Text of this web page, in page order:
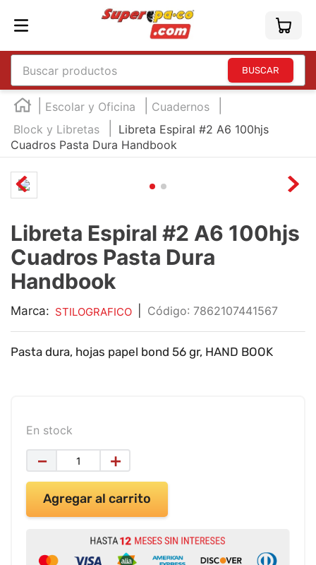
Buscar productos
Escolar y Oficina
Cuadernos
Block y Libretas
Libreta Espiral #2 A6 100hjs
Cuadros Pasta Dura Handbook
Libreta Espiral #2 A6 100hjs
Cuadros Pasta Dura
Handbook
Marca: STILOGRAFICO : 7862107441567
Pasta dura, hojas papel bond 56 gr, HAND BOOK
En stock
＋
－
Agregar al carrito
TÉRMINOS MÁS BUSCADOS
england
2.
marcador e300
3.
4.
marcadores
7
audifonos
impresora
10
masa moldear vaso 150gr